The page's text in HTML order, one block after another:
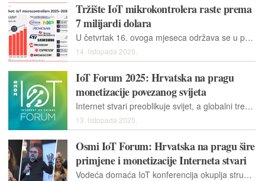
Tržište IoT mikrokontrolera raste prema
7 milijardi dolara
U četvrtak 16. ovoga mjeseca održava se u prostoru Sveučilišta Algebra Bernays održava se po osmi put IoT forum, powered by Bug, vodeći je event za susret onih koji tu tehnologiju implementiraju u Hrvatskoj, njihovih potencijalnih krajnjih korisnika, te "middlemena", posrednika, tvrtki koje implementiraju i nude vlastita rješenja temeljena na Internetu stvari
14. listopada 2025.
IoT Forum 2025: Hrvatska na pragu
monetizacije povezanog svijeta
Internet stvari preoblikuje svijet, a globalni trendovi poput integracije s umjetnom inteligencijom i Edge računarstva diktiraju tempo. Saznajte što nas čeka na osmom IoT Forumu 16. listopada u Zagrebu
13. listopada 2025.
Osmi IoT Forum: Hrvatska na pragu šire
primjene i monetizacije Interneta stvari
Vodeća domaća IoT konferencija okuplja stručnjake na svojem već osmom izdanju, s temama od praćenja kvalitete zraka u školama do etičkih dilema umjetne inteligencije i pravnih okvira